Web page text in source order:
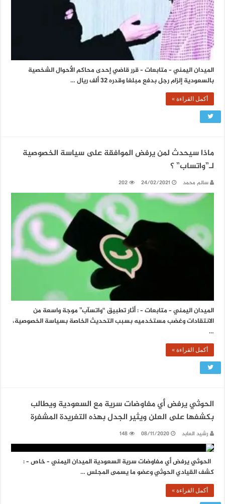
الميدان اليمني – متابعات – قرر قاضي إحدى محاكم الأحوال الشخصية
بالسعودية إلزام رجل بدفع مبلغا وقدره 32 ألف ريال …
أكمل القراءة »
ماذا سيحدث لمن يرفض الموافقة على سياسة الخصوصية
لـ”واتساب” ؟
سالم محمد 24/02/2021
202
الميدان اليمني – متابعات – : أثار تطبيق “واتسآب” موجة واسعة من
الانتقادات وغضب مستخدميه بسبب التحديث الخاصة بسياسة الخصوصية،
…
أكمل القراءة »
الحوثي يرفض أي مفاوضات سرية مع السعودية ويطالب
بكشفها على العلن ويثير الجدل بهذه التغريدة المشفرة
رشيد العابد 08/11/2020
148
الحوثي يرفض أي مفاوضات سرية السعودية الميدان اليمني – خاص – :
كشف القيادي الحوثي وعضو ما يسمى المجلس …
أكمل القراءة »